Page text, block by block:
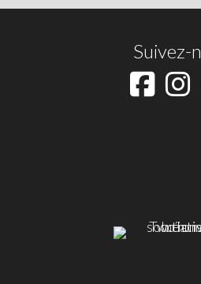
Suivez-